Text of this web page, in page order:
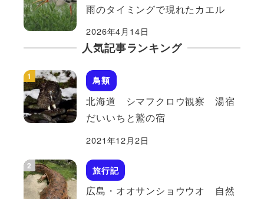
雨のタイミングで現れたカエル
2026年4月14日
人気記事ランキング
鳥類
北海道 シマフクロウ観察 湯宿
だいいちと鷲の宿
2021年12月2日
旅行記
広島・オオサンショウウオ 自然